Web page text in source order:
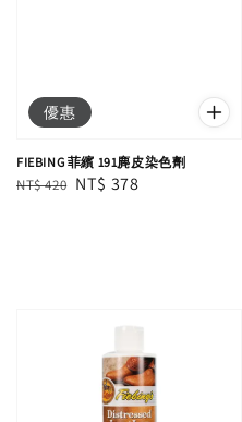
優惠
FIEBING 菲繽 191麂皮染色劑
Regular
NT$ 420 Sale
NT$ 378